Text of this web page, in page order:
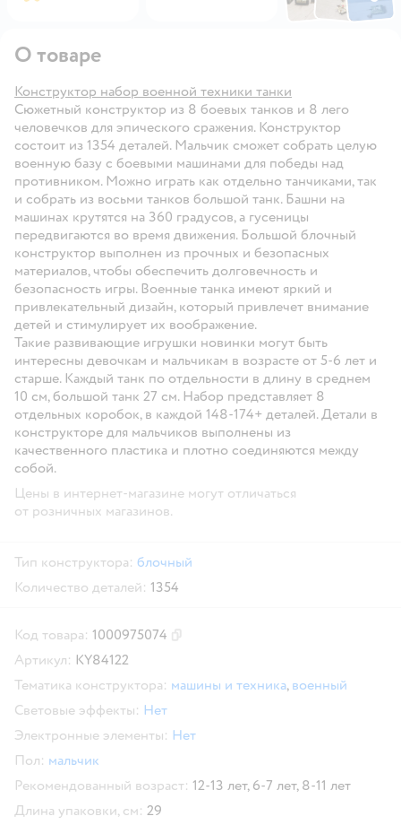
Открыть
О товаре
Конструктор набор военной техники танки
Сюжетный конструктор из 8 боевых танков и 8 лего
человечков для эпического сражения. Конструктор
состоит из 1354 деталей. Мальчик сможет собрать целую
военную базу с боевыми машинами для победы над
противником. Можно играть как отдельно танчиками, так
и собрать из восьми танков большой танк. Башни на
машинах крутятся на 360 градусов, а гусеницы
передвигаются во время движения. Большой блочный
конструктор выполнен из прочных и безопасных
материалов, чтобы обеспечить долговечность и
безопасность игры. Военные танка имеют яркий и
привлекательный дизайн, который привлечет внимание
детей и стимулирует их воображение.
Такие развивающие игрушки новинки могут быть
интересны девочкам и мальчикам в возрасте от 5-6 лет и
старше. Каждый танк по отдельности в длину в среднем
10 см, большой танк 27 см. Набор представляет 8
отдельных коробок, в каждой 148-174+ деталей. Детали в
конструкторе для мальчиков выполнены из
качественного пластика и плотно соединяются между
собой.
Цены в интернет-магазине могут отличаться
от розничных магазинов.
Тип конструктора: блочный
Количество деталей: 1354
Код товара: 1000975074
Артикул: KY84122
Тематика конструктора: машины и техника, военный
Световые эффекты: Нет
Электронные элементы: Нет
Пол: мальчик
Рекомендованный возраст: 12-13 лет, 6-7 лет, 8-11 лет
Длина упаковки, см: 29